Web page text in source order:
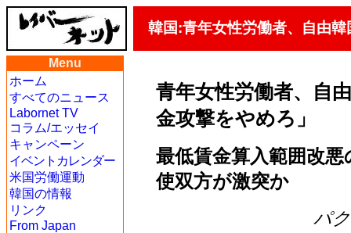
韓国:青年女性労働者、自由
Menu
ホーム
すべてのニュース
Labornet TV
コラム/エッセイ
キャンペーン
イベントカレンダー
米国労働運動
韓国の情報
リンク
From Japan
青年女性労働者、自
金攻撃をやめろ」
最低賃金算入範囲改
使双方が激突か
パ